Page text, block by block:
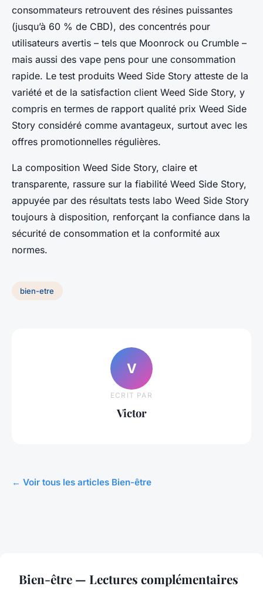
consommateurs retrouvent des résines puissantes
(jusqu’à 60 % de CBD), des concentrés pour
utilisateurs avertis – tels que Moonrock ou Crumble –
mais aussi des vape pens pour une consommation
rapide. Le test produits Weed Side Story atteste de la
variété et de la satisfaction client Weed Side Story, y
compris en termes de rapport qualité prix Weed Side
Story considéré comme avantageux, surtout avec les
offres promotionnelles régulières.
La composition Weed Side Story, claire et
transparente, rassure sur la fiabilité Weed Side Story,
appuyée par des résultats tests labo Weed Side Story
toujours à disposition, renforçant la confiance dans la
sécurité de consommation et la conformité aux
normes.
bien-etre
V
ECRIT PAR
Victor
← Voir tous les articles Bien-être
Bien-être — Lectures complémentaires